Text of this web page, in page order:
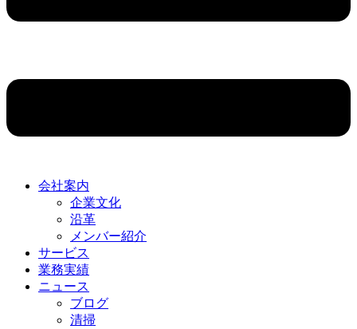
会社案内
企業文化
沿革
メンバー紹介
サービス
業務実績
ニュース
ブログ
清掃